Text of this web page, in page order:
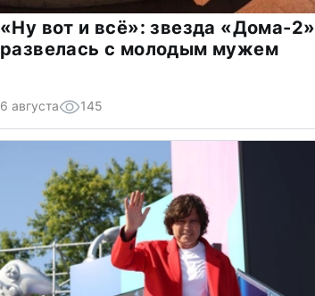
«Ну вот и всё»: звезда «Дома-2»
развелась с молодым мужем
6 августа 145